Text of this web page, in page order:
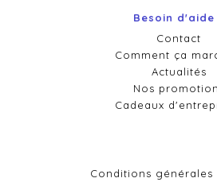
Besoin d'aide
Contact
Comment ça
Actualités
Nos
Cadeaux
Conditions générales